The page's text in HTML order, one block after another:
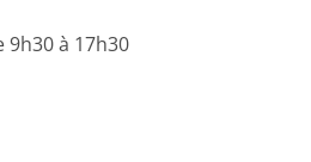
9h30 à 17h30